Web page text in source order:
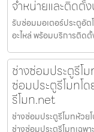
จำหน่ายและติดตั้
รับซ่อมมอเตอร์ประตูอัต
อะไหล่ พร้อมบริการติด
ช่างซ่อมประตูรีโ
ซ่อมประตูรีโมทโ
รีโมท.net
ช่างซ่อมประตูรีโมทห้วย
ช่างซ่อมประตูรีโมทเฉพ